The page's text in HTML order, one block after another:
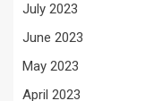
July 2023
June 2023
May 2023
April 2023